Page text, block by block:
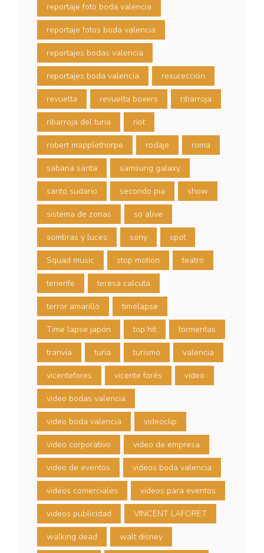
reportaje foto boda valencia
reportaje fotos boda valencia
reportajes bodas valencia
reportajes boda valencia resurección
revuelta revuelta boxers ribarroja
ribarroja del turia riot
robert mapplethorpe rodaje roma
sabana santa samsung galaxy
santo sudario secondo pia show
sistema de zonas so alive
sombras y luces sony spot
Squad music stop motion teatro
tenerife teresa calcuta
terror amarillo timelapse
Time lapse japón top hit tormentas
tranvía turia turismo valencia
vicentefores vicente forés video
video bodas valencia
video boda valencia videoclip
video corporativo video de empresa
video de eventos videos boda valencia
videos comerciales videos para eventos
videos publicidad VINCENT LAFORET
walking dead walt disney